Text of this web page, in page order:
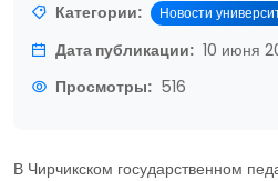
Категории: Новости
Дата публикации: 10 июня
Просмотры: 516
В Чирчикском государственном